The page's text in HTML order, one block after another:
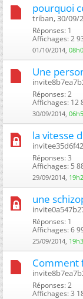
pourquoi
triban, 30/09/
Réponses: 1
Affichages: 2
01/10/2014,
Une
Réponses: 2
Affichages: 12
30/09/2014,
la vitesse
Réponses: 3
Affichages: 5
29/09/2014,
une
Réponses: 1
Affichages: 6
25/09/2014,
Comment
Réponses: 2
Affichages: 3